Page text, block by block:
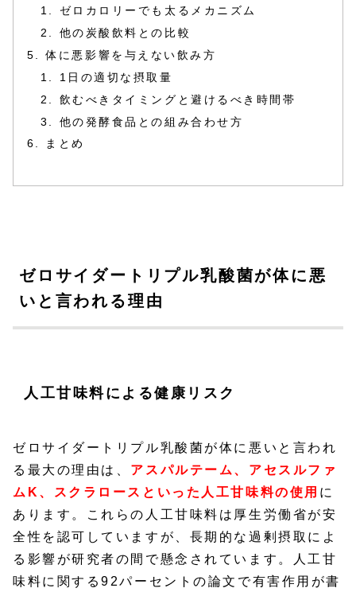
ゼロカロリーでも太るメカニズム
他の炭酸飲料との比較
体に悪影響を与えない飲み方
1日の適切な摂取量
飲むべきタイミングと避けるべき時間帯
他の発酵食品との組み合わせ方
まとめ
ゼロサイダートリプル乳酸菌が体に悪
いと言われる理由
人工甘味料による健康リスク
ゼロサイダートリプル乳酸菌が体に悪いと言われ
る最大の理由は、 アスパルテーム、アセスルファ
ムK、スクラロースといった人工甘味料の使用 に
あります。これらの人工甘味料は厚生労働省が安
全性を認可していますが、長期的な過剰摂取によ
る影響が研究者の間で懸念されています。人工甘
味料に関する92パーセントの論文で有害作用が書